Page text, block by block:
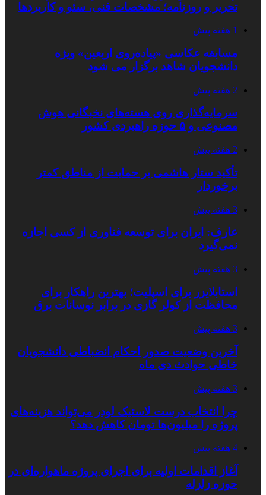
تحریر و روزنامه؛ مشخصات فنی، سئو و کاربردها
1 هفته پیش
مسابقه عکاسی «پیاده‌روی اربعین» ویژه
دانشجویان شاهد برگزار می شود
2 هفته پیش
سرمایه‌گذاری روی هسته‌های نخبگانی هوش
مصنوعی و ۵ حوزه راهبردی کشور
2 هفته پیش
تأکید ستار هاشمی بر حمایت از مناطق کمتر
برخوردار
3 هفته پیش
عارف: ایران برای توسعه فناوری از کسی اجازه
نمی‌گیرد
3 هفته پیش
استابلایزر برای اسپلیت؛ بهترین راهکار برای
محافظت از کولر گازی در برابر نوسانات برق
3 هفته پیش
آخرین وضعیت صدور احکام انضباطی دانشجویان
خاطی حوادث دی ماه
3 هفته پیش
چرا انتخاب درست لاستیک لودر می‌تواند هزینه‌های
پروژه را میلیون‌ها تومان کاهش دهد؟
4 هفته پیش
آغاز اقدامات اولیه برای اجرای پروژه ماهواره‌ای در
حوزه زلزله